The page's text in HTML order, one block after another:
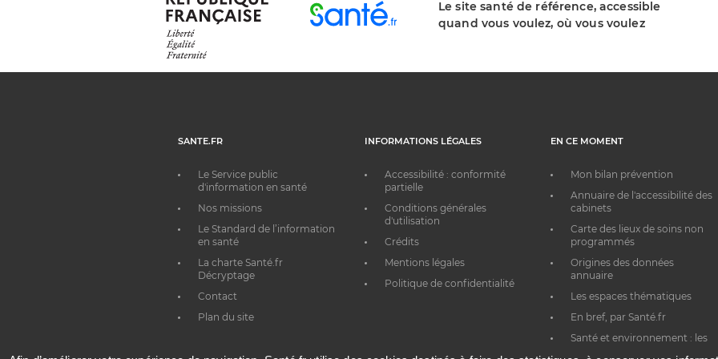
Le site santé de référence, accessible
quand vous voulez, où vous voulez
SANTE.FR
Le Service public
d'information en santé
Nos missions
Le Standard de l’information
en santé
La charte Santé.fr
Décryptage
Contact
Plan du site
INFORMATIONS LÉGALES
Accessibilité : conformité
partielle
Conditions générales
d'utilisation
Crédits
Mentions légales
Politique de confidentialité
EN CE MOMENT
Mon bilan prévention
Annuaire de l'accessibilité des
cabinets
Carte des lieux de soins non
programmés
Origines des données
annuaire
Les espaces thématiques
En bref, par Santé.fr
Santé et environnement : les